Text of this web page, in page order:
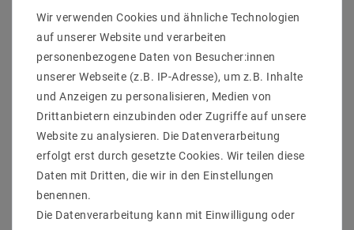
Beschreibung
Weitere Details
Informationen zur Produktsicherheit
Hersteller: Helestra
Artikle Nr: 15/1729.07
Wir verwenden Cookies und ähnliche Technologien
auf unserer Website und verarbeiten
personenbezogene Daten von Besucher:innen
unserer Webseite (z.B. IP-Adresse), um z.B. Inhalte
und Anzeigen zu personalisieren, Medien von
Drittanbietern einzubinden oder Zugriffe auf unsere
Website zu analysieren. Die Datenverarbeitung
erfolgt erst durch gesetzte Cookies. Wir teilen diese
Daten mit Dritten, die wir in den Einstellungen
benennen.
Die Datenverarbeitung kann mit Einwilligung oder